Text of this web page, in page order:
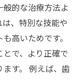
的な治療方法よ
、特別な技能や
高いためです。
で、より正確で
す。 例えば、歯